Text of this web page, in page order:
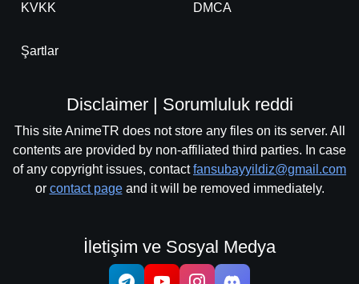
KVKK DMCA
Şartlar
Disclaimer | Sorumluluk reddi
This site AnimeTR does not store any files on its server. All
contents are provided by non-affiliated third parties. In case
of any copyright issues, contactfansubayyildiz@gmail.com
or contact pageand it will be removed immediately.
İletişim ve Sosyal Medya